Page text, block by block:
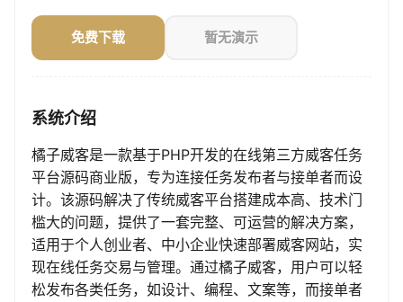
免费下载 暂无演示
系统介绍
橘子威客是一款基于PHP开发的在线第三方威客任务
平台源码商业版，专为连接任务发布者与接单者而设
计。该源码解决了传统威客平台搭建成本高、技术门
槛大的问题，提供了一套完整、可运营的解决方案，
适用于个人创业者、中小企业快速部署威客网站，实
现在线任务交易与管理。通过橘子威客，用户可以轻
松发布各类任务，如设计、编程、文案等，而接单者